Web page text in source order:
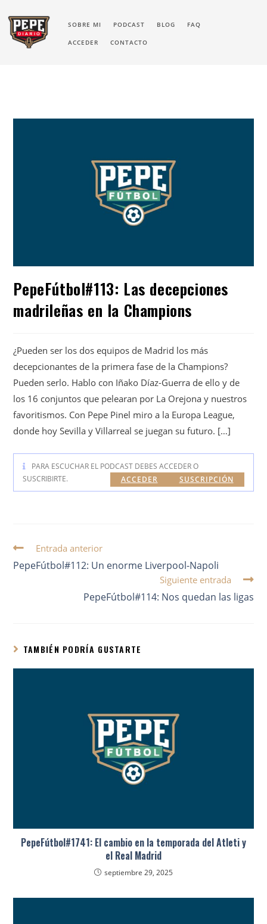
SOBRE MI PODCAST BLOG FAQ
ACCEDER CONTACTO
PepeFútbol#113: Las decepciones
madrileñas en la Champions
¿Pueden ser los dos equipos de Madrid los más
decepcionantes de la primera fase de la Champions?
Pueden serlo. Hablo con Iñako Díaz-Guerra de ello y de
los 16 conjuntos que pelearan por La Orejona y nuestros
favoritismos. Con Pepe Pinel miro a la Europa League,
donde hoy Sevilla y Villarreal se juegan su futuro. […]
PARA ESCUCHAR EL PODCAST DEBES ACCEDER O
SUSCRIBIRTE.
SUSCRIPCIÓN
ACCEDER
Entrada anterior
PepeFútbol#112: Un enorme Liverpool-Napoli
Siguiente entrada
PepeFútbol#114: Nos quedan las ligas
TAMBIÉN PODRÍA GUSTARTE
PepeFútbol#1741: El cambio en la temporada del Atleti y
el Real Madrid
septiembre 29, 2025